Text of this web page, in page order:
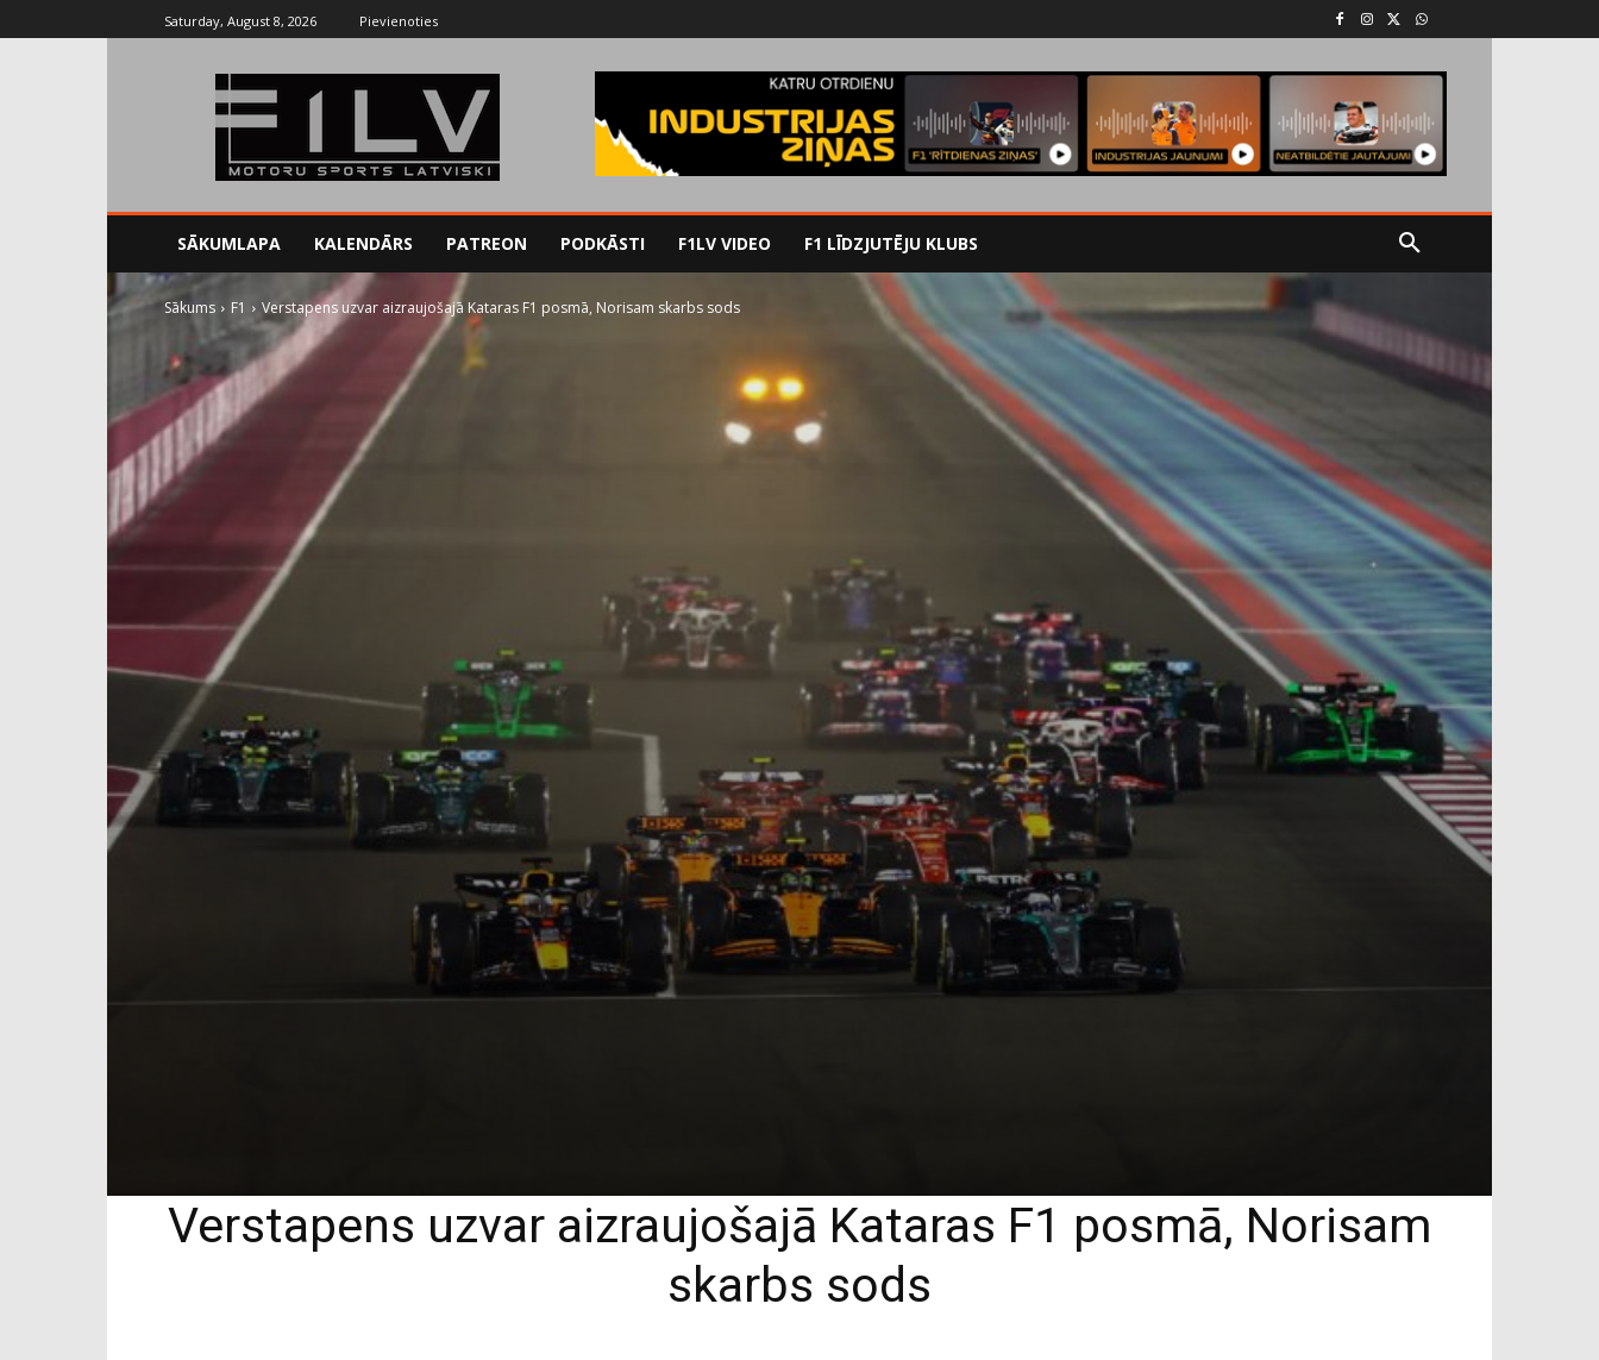
Saturday, August 8, 2026 Pievienoties
SĀKUMLAPA KALENDĀRS PATREON PODKĀSTI F1LV VIDEO F1 LĪDZJUTĒJU KLUBS
Sākums F1 Verstapens uzvar aizraujošajā Kataras F1 posmā, Norisam skarbs sods
Verstapens uzvar aizraujošajā Kataras F1 posmā, Norisam
skarbs sods